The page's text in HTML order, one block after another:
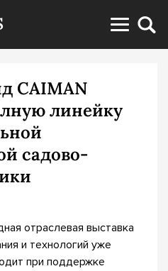
CAIMAN
линейку
садово-
отраслевая выставка
и технологий уже
при поддержке